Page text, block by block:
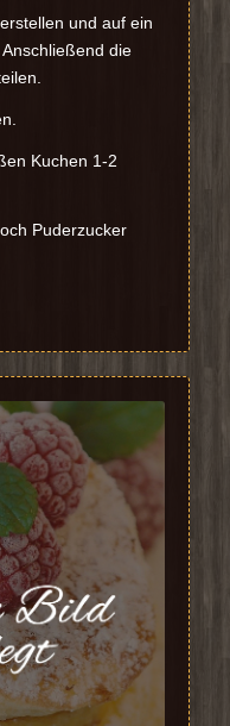
und auf ein
die
Kuchen 1-2
Puderzucker